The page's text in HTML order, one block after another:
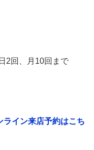
2回、月10回まで
ライン来店予約はこち